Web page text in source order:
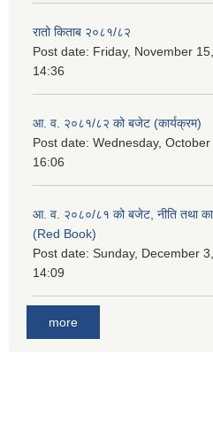
रातो किताब २०८१/८२
Post date: Friday, November
14:36
आ. व. २०८१/८२ को बजेट (कार्यक्रम)
Post date: Wednesday,
16:06
आ. व. २०८०/८१ को बजेट, नीति तथा
(Red Book)
Post date: Sunday, December
14:09
more